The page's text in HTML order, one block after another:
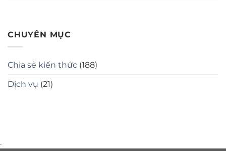
CHUYÊN MỤC
Chia sẻ kiến thức (188)
Dịch vụ (21)
.